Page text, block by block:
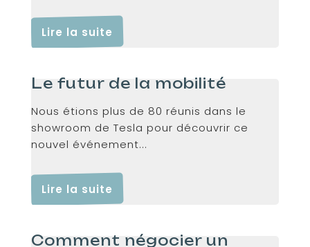
Lire la suite
Le futur de la mobilité
Nous étions plus de 80 réunis dans le
showroom de Tesla pour découvrir ce
nouvel événement...
Lire la suite
Comment négocier un